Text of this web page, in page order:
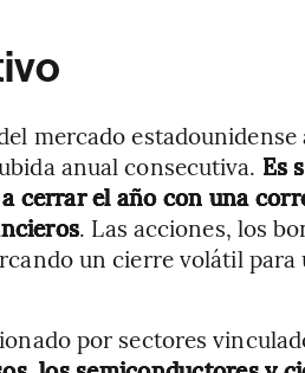
mercado estadounidense
anual consecutiva. Es
cerrar el año con una
. Las acciones, los
un cierre volátil
por sectores